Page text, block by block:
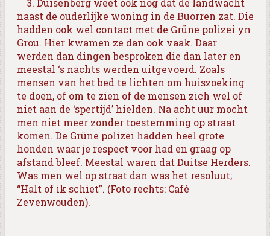
3. Duisenberg weet ook nog dat de landwacht
naast de ouderlijke woning in de Buorren zat. Die
hadden ook wel contact met de Grüne polizei yn
Grou. Hier kwamen ze dan ook vaak. Daar
werden dan dingen besproken die dan later en
meestal ‘s nachts werden uitgevoerd. Zoals
mensen van het bed te lichten om huiszoeking
te doen, of om te zien of de mensen zich wel of
niet aan de ‘spertijd’ hielden. Na acht uur mocht
men niet meer zonder toestemming op straat
komen. De Grüne polizei hadden heel grote
honden waar je respect voor had en graag op
afstand bleef. Meestal waren dat Duitse Herders.
Was men wel op straat dan was het resoluut;
“Halt of ik schiet”. (Foto rechts: Café
Zevenwouden).